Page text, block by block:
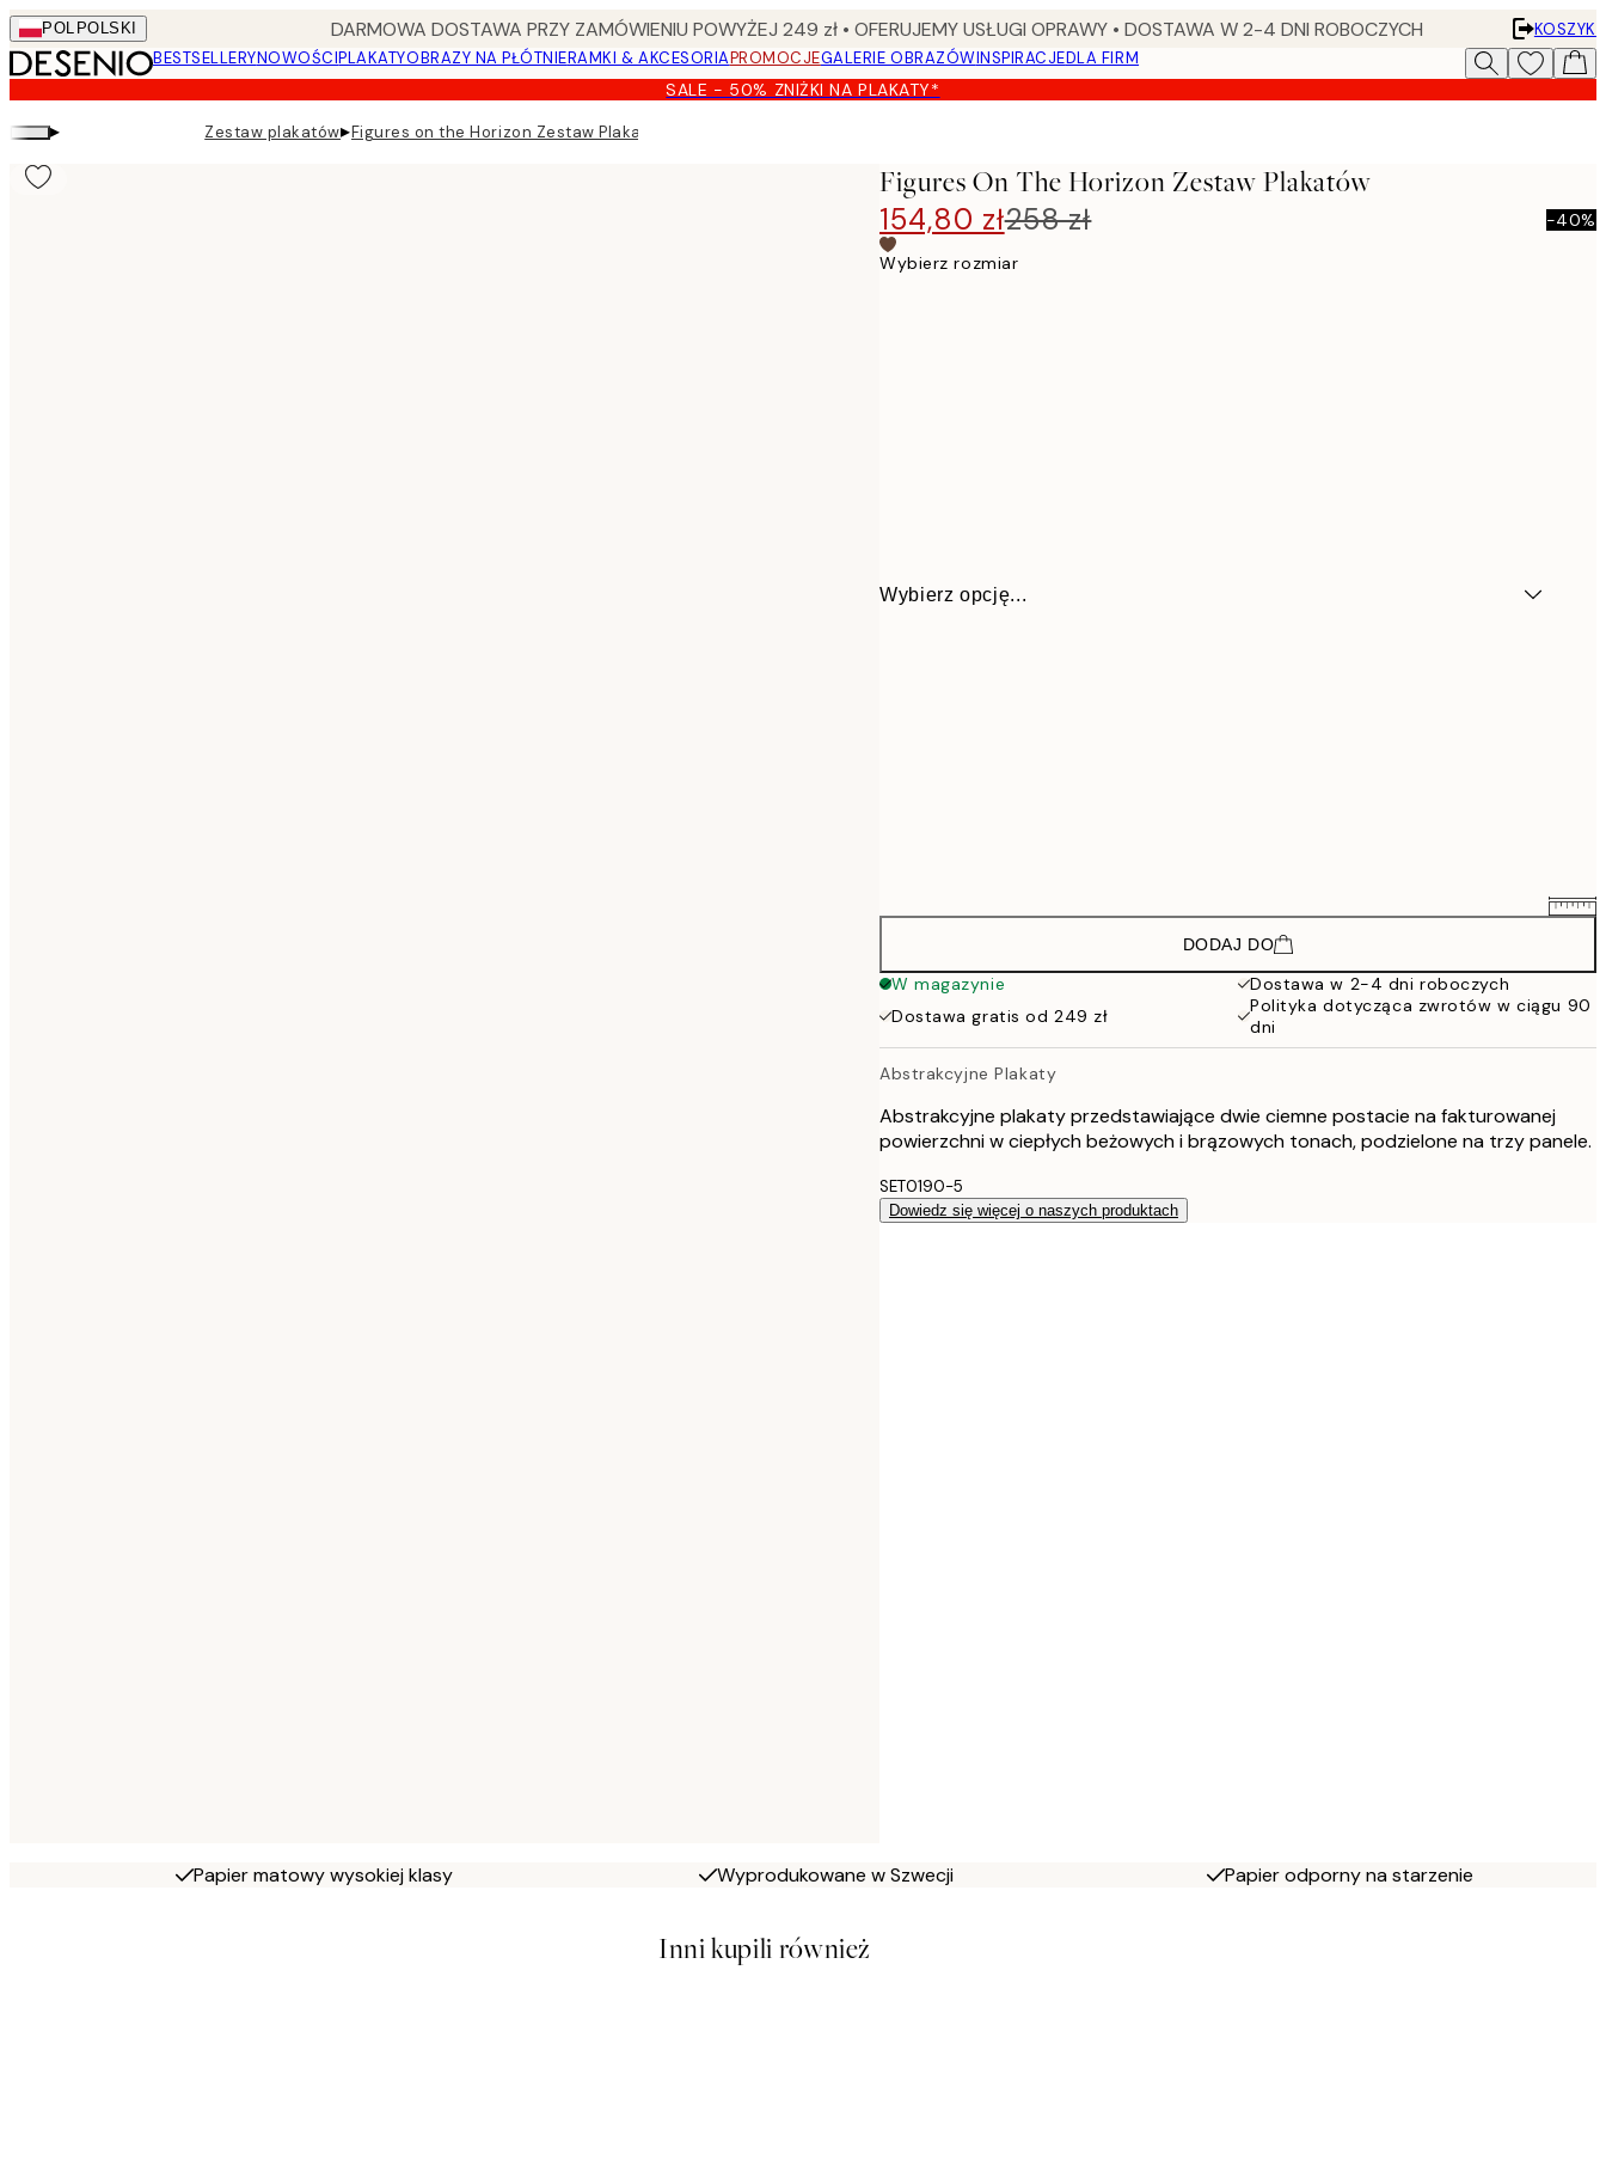
Skip
to
main
content.
POL POLSKI DARMOWA DOSTAWA PRZY ZAMÓWIENIU POWYŻEJ 249 zł • OFERUJEMY USŁUGI OPRAWY • DOSTAWA W 2-4 DNI ROBOCZYCH
KOSZYK
BESTSELLERYNOWOŚCIPLAKATYOBRAZY NA PŁÓTNIERAMKI & AKCESORIAPROMOCJEGALERIE OBRAZÓWINSPIRACJEDLA FIRM
SALE - 50% ZNIŻKI NA PLAKATY*
▸ Zestaw plakatów▸Figures on the Horizon Zestaw Plakatów
Figures On The Horizon Zestaw Plakatów
154,80 zł258 zł -40%
Wybierz rozmiar
Wybierz opcję...
258 zł
50x70 cm 273,60 zł
70x100 cm
100x150 cm 952,20 zł
1587 zł
DODAJ DO
W magazynie
Dostawa w 2-4 dni roboczych
Dostawa gratis od 249 zł
Polityka dotycząca zwrotów w ciągu 90
dni
Abstrakcyjne Plakaty
Abstrakcyjne plakaty przedstawiające dwie ciemne postacie na fakturowanej
powierzchni w ciepłych beżowych i brązowych tonach, podzielone na trzy panele.
SET0190-5
Dowiedz się więcej o naszych produktach
Papier matowy wysokiej klasy Wyprodukowane w Szwecji Papier odporny na starzenie
Inni kupili również